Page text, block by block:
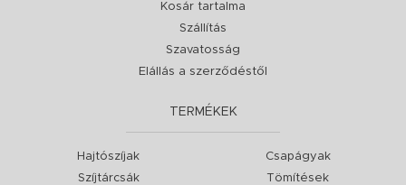
Kosár tartalma
Szállítás
Szavatosság
Elállás a szerződéstől
TERMÉKEK
Hajtószíjak
Szíjtárcsák
Csapágyak
Tömítések